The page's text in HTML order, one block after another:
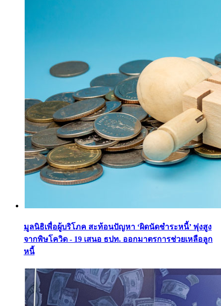
มูลนิธิเพื่อผู้บริโภค สะท้อนปัญหา ‘ผิดนัดชำระหนี้’ พุ่งสูง
จากพิษโควิด - 19 เสนอ ธปท. ออกมาตรการช่วยเหลือลูก
หนี้